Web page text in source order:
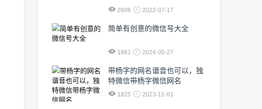
2606 2022-07-17
简单有创意的微信号大全
1881 2024-05-27
​带杨字的网名谐音也可以，独
特微信带杨字微信网名
1825 2023-11-01